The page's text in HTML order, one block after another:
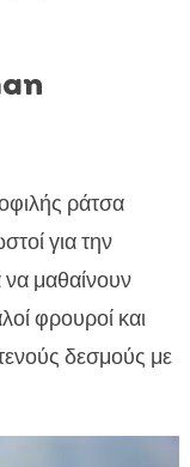
ράτσα
για την
να μαθαίνουν
φρουροί και
δεσμούς με